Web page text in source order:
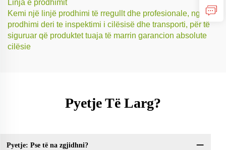
Linja e prodhimit
Kemi një linjë prodhimi të rregullt dhe profesionale, nga
prodhimi deri te inspektimi i cilësisë dhe transporti, për të
siguruar që produktet tuaja të marrin garancion absolute
cilësie
Pyetje Të Larg?
Pyetje: Pse të na zgjidhni?